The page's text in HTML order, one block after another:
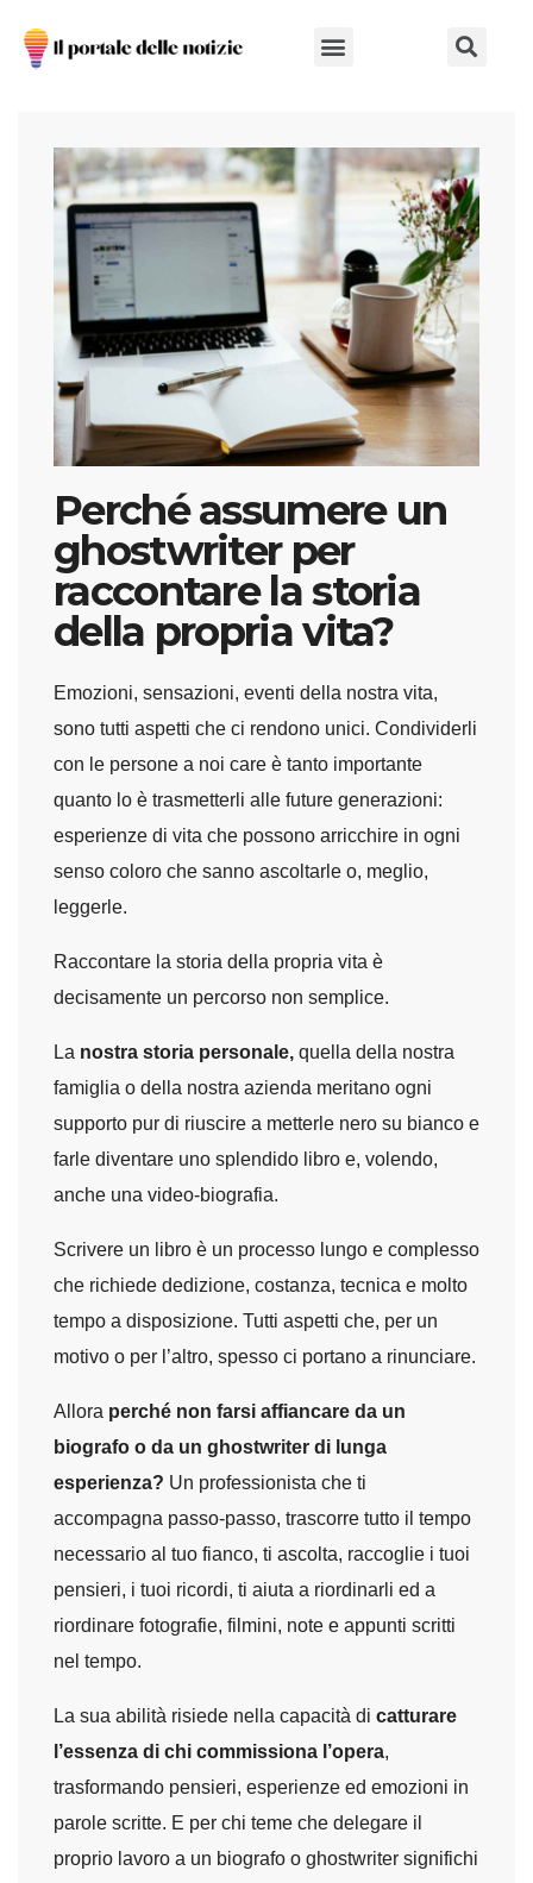
Perché assumere un
ghostwriter per
raccontare la storia
della propria vita?
Emozioni, sensazioni, eventi della nostra vita,
sono tutti aspetti che ci rendono unici. Condividerli
con le persone a noi care è tanto importante
quanto lo è trasmetterli alle future generazioni:
esperienze di vita che possono arricchire in ogni
senso coloro che sanno ascoltarle o, meglio,
leggerle.
Raccontare la storia della propria vita è
decisamente un percorso non semplice.
La nostra storia personale, quella della nostra
famiglia o della nostra azienda meritano ogni
supporto pur di riuscire a metterle nero su bianco e
farle diventare uno splendido libro e, volendo,
anche una video-biografia.
Scrivere un libro è un processo lungo e complesso
che richiede dedizione, costanza, tecnica e molto
tempo a disposizione. Tutti aspetti che, per un
motivo o per l’altro, spesso ci portano a rinunciare.
Allora perché non farsi affiancare da un
biografo o da un ghostwriter di lunga
esperienza? Un professionista che ti
accompagna passo-passo, trascorre tutto il tempo
necessario al tuo fianco, ti ascolta, raccoglie i tuoi
pensieri, i tuoi ricordi, ti aiuta a riordinarli ed a
riordinare fotografie, filmini, note e appunti scritti
nel tempo.
La sua abilità risiede nella capacità di catturare
l’essenza di chi commissiona l’opera,
trasformando pensieri, esperienze ed emozioni in
parole scritte. E per chi teme che delegare il
proprio lavoro a un biografo o ghostwriter significhi